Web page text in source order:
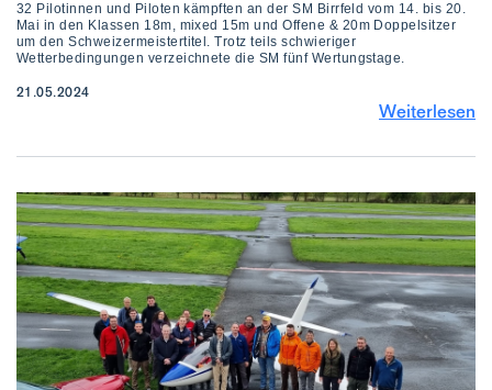
32 Pilotinnen und Piloten kämpften an der SM Birrfeld vom 14. bis 20.
Mai in den Klassen 18m, mixed 15m und Offene & 20m Doppelsitzer
um den Schweizermeistertitel. Trotz teils schwieriger
Wetterbedingungen verzeichnete die SM fünf Wertungstage.
21.05.2024
Weiterlesen